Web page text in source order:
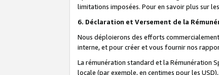
limitations imposées. Pour en savoir plus sur
6. Déclaration et Versement de la
Nous déploierons des efforts
interne, et pour créer et vous fournir nos
La rémunération standard et la Rémunération
locale (par exemple, en centimes pour les